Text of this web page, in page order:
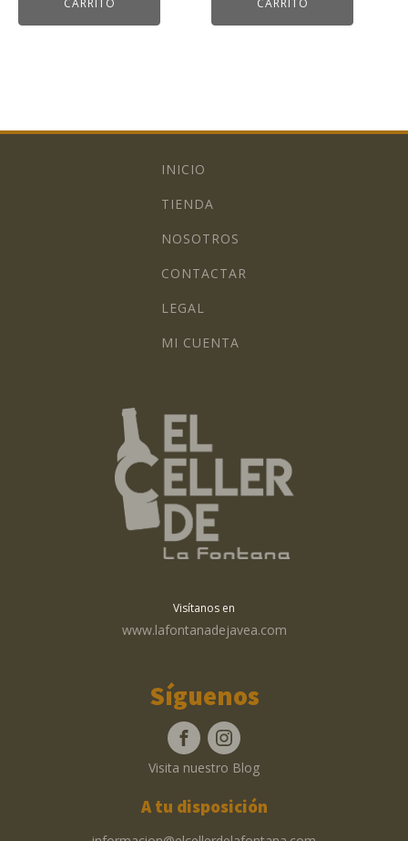
CARRITO
CARRITO
INICIO
TIENDA
NOSOTROS
CONTACTAR
LEGAL
MI CUENTA
Visítanos en
www.lafontanadejavea.com
Síguenos
Visita nuestro Blog
A tu disposición